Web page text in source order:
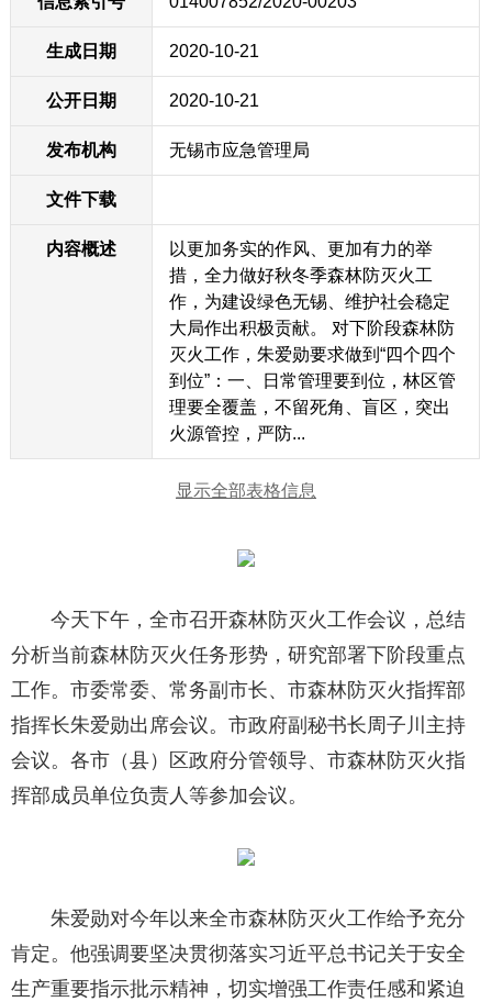
生成日期 2020-10-21
公开日期 2020-10-21
发布机构 无锡市应急管理局
文件下载
内容概述
以更加务实的作风、更加有力的举
措，全力做好秋冬季森林防灭火工
作，为建设绿色无锡、维护社会稳定
大局作出积极贡献。 对下阶段森林防
灭火工作，朱爱勋要求做到“四个四个
到位”：一、日常管理要到位，林区管
理要全覆盖，不留死角、盲区，突出
火源管控，严防...
显示全部表格信息
今天下午，全市召开森林防灭火工作会议，总结
分析当前森林防灭火任务形势，研究部署下阶段重点
工作。市委常委、常务副市长、市森林防灭火指挥部
指挥长朱爱勋出席会议。市政府副秘书长周子川主持
会议。各市（县）区政府分管领导、市森林防灭火指
挥部成员单位负责人等参加会议。
朱爱勋对今年以来全市森林防灭火工作给予充分
肯定。他强调要坚决贯彻落实习近平总书记关于安全
生产重要指示批示精神，切实增强工作责任感和紧迫